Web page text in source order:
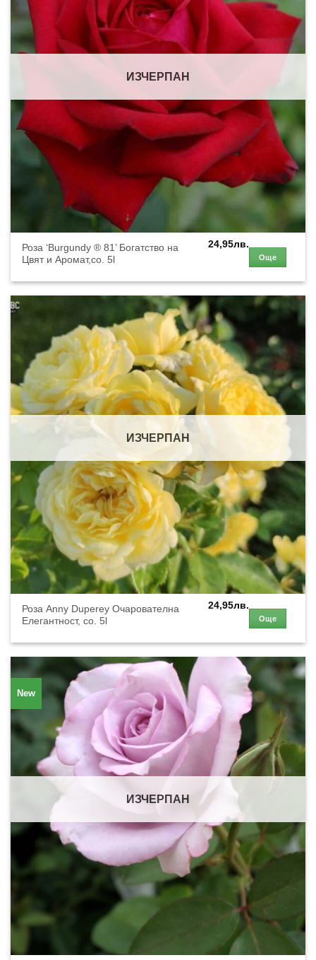
ИЗЧЕРПАН
Роза ‘Burgundy ® 81’ Богатство на
Цвят и Аромат,co. 5l
24,95лв.
Още
ИЗЧЕРПАН
Роза Anny Duperey Очарователна
Елегантност, co. 5l
24,95лв.
Още
New
ИЗЧЕРПАН